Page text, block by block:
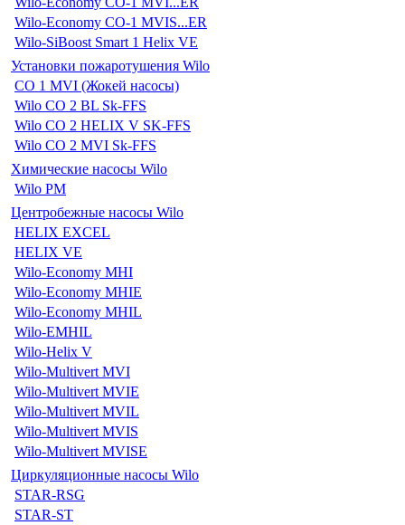
Wilo-Economy CO-1 MVIS...ER
Wilo-SiBoost Smart 1 Helix VE
Установки пожаротушения Wilo
CO 1 MVI (Жокей насосы)
Wilo CO 2 BL Sk-FFS
Wilo CO 2 HELIX V SK-FFS
Wilo CO 2 MVI Sk-FFS
Химические насосы Wilo
Wilo PM
Центробежные насосы Wilo
HELIX EXCEL
HELIX VE
Wilo-Economy MHI
Wilo-Economy MHIE
Wilo-Economy MHIL
Wilo-EMHIL
Wilo-Helix V
Wilo-Multivert MVI
Wilo-Multivert MVIE
Wilo-Multivert MVIL
Wilo-Multivert MVIS
Wilo-Multivert MVISE
Циркуляционные насосы Wilo
STAR-RSG
STAR-ST